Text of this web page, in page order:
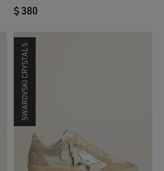
$ 380
SWAROVSKI CRYSTALS